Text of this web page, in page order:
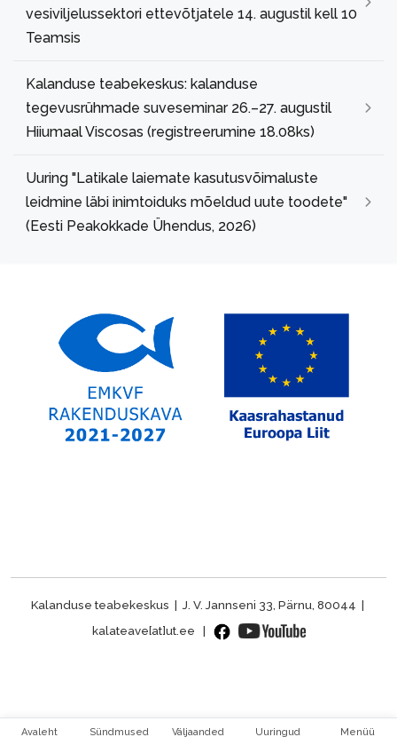
vesiviljelussektori ettevõtjatele 14. augustil kell 10
Teamsis
Kalanduse teabekeskus: kalanduse
tegevusrühmade suveseminar 26.–27. augustil
Hiiumaal Viscosas (registreerumine 18.08ks)
Uuring "Latikale laiemate kasutusvõimaluste
leidmine läbi inimtoiduks mõeldud uute toodete"
(Eesti Peakokkade Ühendus, 2026)
Avaleht Sündmused Väljaanded Uuringud Menüü
Kalanduse teabekeskus | J. V. Jannseni 33, Pärnu, 80044 |
kalateave[at]ut.ee |